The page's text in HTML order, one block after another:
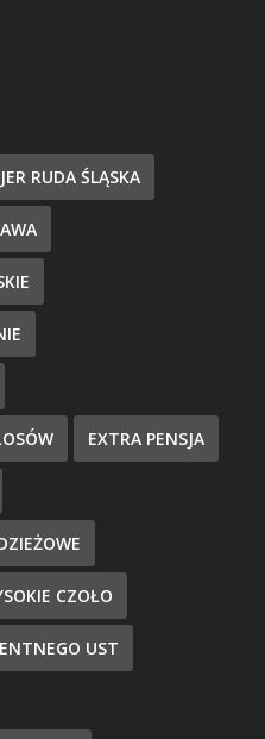
RUDA ŚLĄSKA
EXTRA PENSJA
CZOŁO
UST